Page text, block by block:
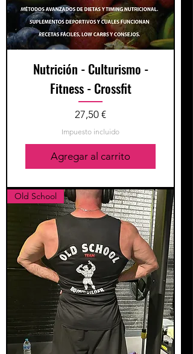
Nutrición - Culturismo -
Fitness - Crossfit
Precio
27,50 €
Impuesto incluido
Agregar al carrito
Old School